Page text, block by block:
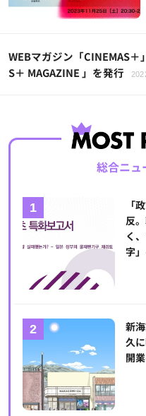
WEBマガジン「CINEMAS
S＋ MAGAZINE 」を発行
総合ニュ
「
反
く
字
新
久
開業